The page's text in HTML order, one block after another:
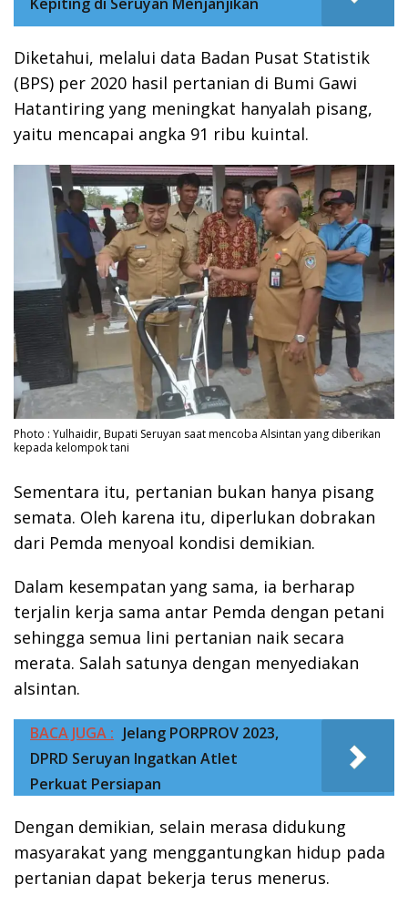
Diketahui, melalui data Badan Pusat Statistik
(BPS) per 2020 hasil pertanian di Bumi Gawi
Hatantiring yang meningkat hanyalah pisang,
yaitu mencapai angka 91 ribu kuintal.
Photo : Yulhaidir, Bupati Seruyan saat mencoba Alsintan yang diberikan
kepada kelompok tani
Sementara itu, pertanian bukan hanya pisang
semata. Oleh karena itu, diperlukan dobrakan
dari Pemda menyoal kondisi demikian.
Dalam kesempatan yang sama, ia berharap
terjalin kerja sama antar Pemda dengan petani
sehingga semua lini pertanian naik secara
merata. Salah satunya dengan menyediakan
alsintan.
BACA JUGA : Jelang PORPROV 2023,
DPRD Seruyan Ingatkan Atlet
Perkuat Persiapan
Dengan demikian, selain merasa didukung
masyarakat yang menggantungkan hidup pada
pertanian dapat bekerja terus menerus.